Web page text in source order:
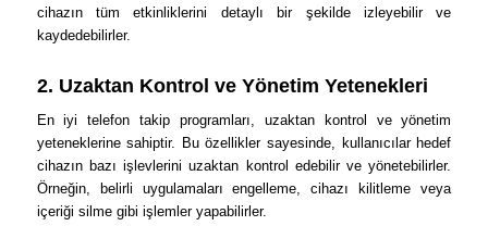
cihazın tüm etkinliklerini detaylı bir şekilde izleyebilir ve
kaydedebilirler.
2. Uzaktan Kontrol ve Yönetim Yetenekleri
En iyi telefon takip programları, uzaktan kontrol ve yönetim
yeteneklerine sahiptir. Bu özellikler sayesinde, kullanıcılar hedef
cihazın bazı işlevlerini uzaktan kontrol edebilir ve yönetebilirler.
Örneğin, belirli uygulamaları engelleme, cihazı kilitleme veya
içeriği silme gibi işlemler yapabilirler.